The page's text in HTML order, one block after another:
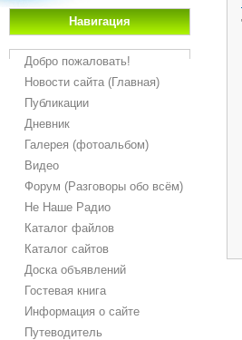
Навигация
Добро пожаловать!
Новости сайта (Главная)
Публикации
Дневник
Галерея (фотоальбом)
Видео
Форум (Разговоры обо всём)
Не Наше Радио
Каталог файлов
Каталог сайтов
Доска объявлений
Гостевая книга
Информация о сайте
Путеводитель